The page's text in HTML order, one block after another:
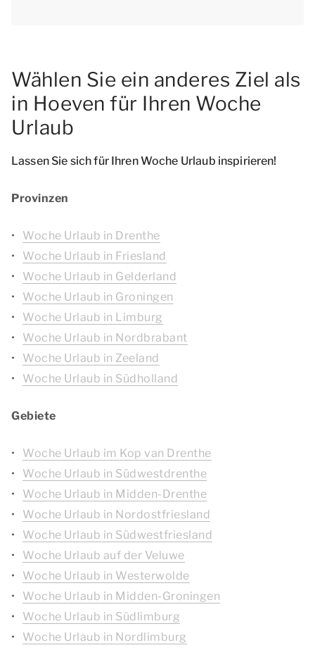
Wählen Sie ein anderes Ziel als
in Hoeven für Ihren Woche
Urlaub
Lassen Sie sich für Ihren Woche Urlaub inspirieren!
Provinzen
Woche Urlaub in Drenthe
Woche Urlaub in Friesland
Woche Urlaub in Gelderland
Woche Urlaub in Groningen
Woche Urlaub in Limburg
Woche Urlaub in Nordbrabant
Woche Urlaub in Zeeland
Woche Urlaub in Südholland
Gebiete
Woche Urlaub im Kop van Drenthe
Woche Urlaub in Südwestdrenthe
Woche Urlaub in Midden-Drenthe
Woche Urlaub in Nordostfriesland
Woche Urlaub in Südwestfriesland
Woche Urlaub auf der Veluwe
Woche Urlaub in Westerwolde
Woche Urlaub in Midden-Groningen
Woche Urlaub in Südlimburg
Woche Urlaub in Nordlimburg